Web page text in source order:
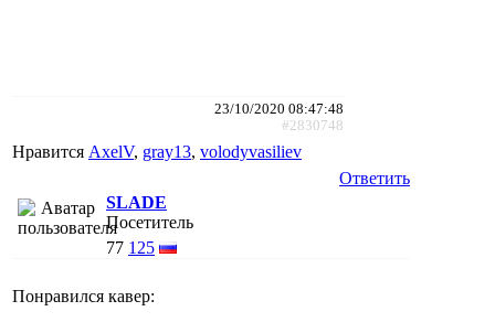
23/10/2020 08:47:48
#2830748
Нравится AxelV, gray13, volodyvasiliev
Ответить
SLADE
Посетитель
77 125
Понравился кавер: